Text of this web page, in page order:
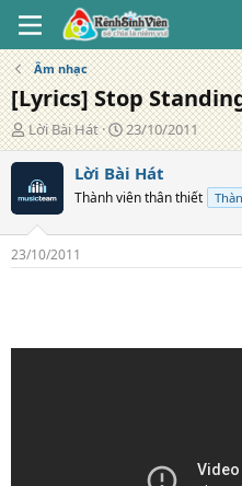
Âm nhạc
[Lyrics] Stop
T
á
c
g
i
ả
Lời Bài Hát
N
g
à
y
đ
g
23/10/2011
Lời Bài Hát
Thành viên thân thiết
23/10/2011